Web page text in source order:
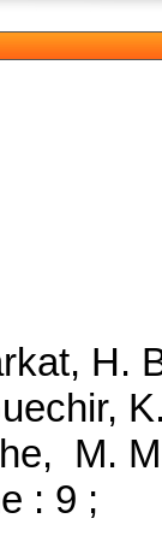
H.
M.
: 9 ;